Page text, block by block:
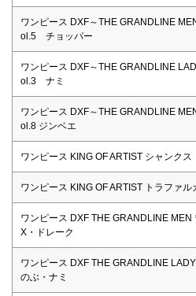
ワンピース DXF～THE GRANDLINE
ol.5 チョッパー
ワンピース DXF～THE GRANDLINE
ol.3 ナミ
ワンピース DXF～THE GRANDLINE
ol.8 ジンベエ
ワンピース KING OF ARTIST シャンクス
ワンピース KING OF ARTIST トラファル
ワンピース DXF THE GRANDLINE MEN
X・ドレーク
ワンピース DXF THE GRANDLINE
のぶ・ナミ